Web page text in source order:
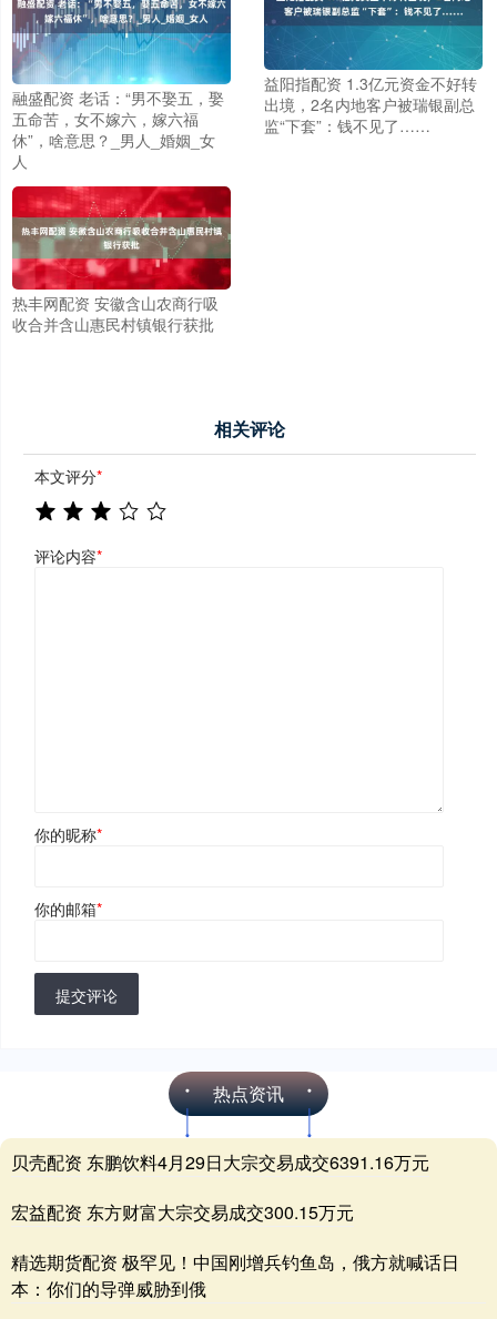
融盛配资 老话：“男不娶五，娶
五命苦，女不嫁六，嫁六福
休”，啥意思？_男人_婚姻_女
人
益阳指配资 1.3亿元资金不好转
出境，2名内地客户被瑞银副总
监“下套”：钱不见了……
热丰网配资 安徽含山农商行吸
收合并含山惠民村镇银行获批
相关评论
本文评分*
评论内容*
你的昵称*
你的邮箱*
提交评论
热点资讯
贝壳配资 东鹏饮料4月29日大宗交易成交6391.16万元
宏益配资 东方财富大宗交易成交300.15万元
精选期货配资 极罕见！中国刚增兵钓鱼岛，俄方就喊话日
本：你们的导弹威胁到俄